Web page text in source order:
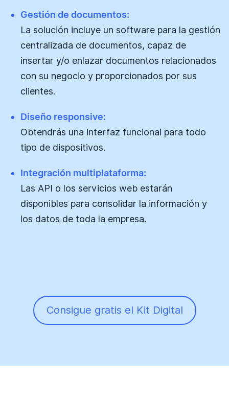
Gestión de documentos:
La solución incluye un software para la gestión
centralizada de documentos, capaz de
insertar y/o enlazar documentos relacionados
con su negocio y proporcionados por sus
clientes.
Diseño responsive:
Obtendrás una interfaz funcional para todo
tipo de dispositivos.
Integración multiplataforma:
Las API o los servicios web estarán
disponibles para consolidar la información y
los datos de toda la empresa.
Consigue gratis el Kit Digital